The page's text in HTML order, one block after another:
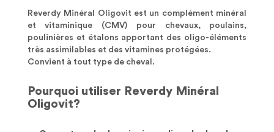
Reverdy Minéral Oligovit est un complément minéral
et vitaminique (CMV) pour chevaux, poulains,
poulinières et étalons apportant des oligo-éléments
très assimilables et des vitamines protégées.
Convient à tout type de cheval.
Pourquoi utiliser Reverdy Minéral
Oligovit?